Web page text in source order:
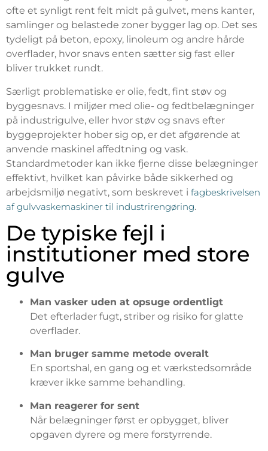
ofte et synligt rent felt midt på gulvet, mens kanter,
samlinger og belastede zoner bygger lag op. Det ses
tydeligt på beton, epoxy, linoleum og andre hårde
overflader, hvor snavs enten sætter sig fast eller
bliver trukket rundt.
Særligt problematiske er olie, fedt, fint støv og
byggesnavs. I miljøer med olie- og fedtbelægninger
på industrigulve, eller hvor støv og snavs efter
byggeprojekter hober sig op, er det afgørende at
anvende maskinel affedtning og vask.
Standardmetoder kan ikke fjerne disse belægninger
effektivt, hvilket kan påvirke både sikkerhed og
arbejdsmiljø negativt, som beskrevet i fagbeskrivelsen
af gulvvaskemaskiner til industrirengøring.
De typiske fejl i
institutioner med store
gulve
Man vasker uden at opsuge ordentligt
Det efterlader fugt, striber og risiko for glatte
overflader.
Man bruger samme metode overalt
En sportshal, en gang og et værkstedsområde
kræver ikke samme behandling.
Man reagerer for sent
Når belægninger først er opbygget, bliver
opgaven dyrere og mere forstyrrende.